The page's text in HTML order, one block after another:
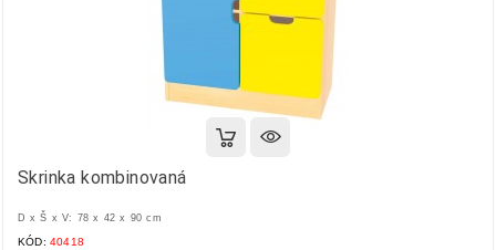
Skrinka kombinovaná
D x Š x V: 78 x 42 x 90 cm
KÓD: 40418